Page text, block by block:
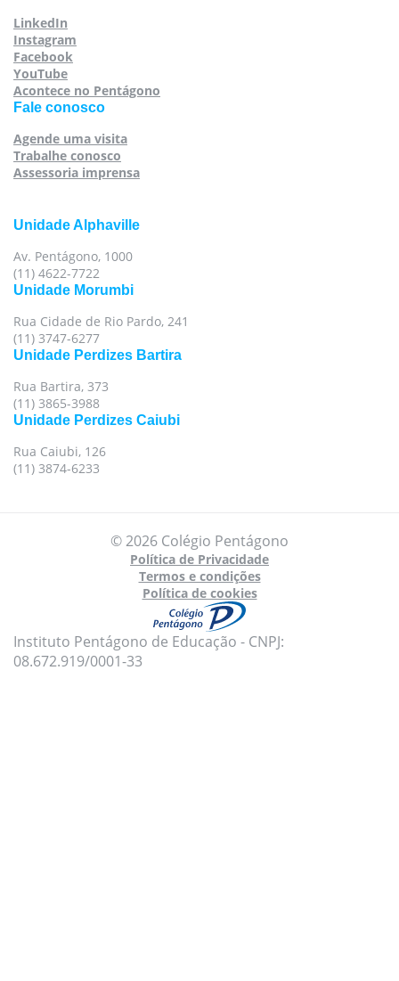
LinkedIn
Instagram
Facebook
YouTube
Acontece no Pentágono
Fale conosco
Agende uma visita
Trabalhe conosco
Assessoria imprensa
Unidade Alphaville
Av. Pentágono, 1000
(11) 4622-7722
Unidade Morumbi
Rua Cidade de Rio Pardo, 241
(11) 3747-6277
Unidade Perdizes Bartira
Rua Bartira, 373
(11) 3865-3988
Unidade Perdizes Caiubi
Rua Caiubi, 126
(11) 3874-6233
© 2026 Colégio Pentágono
Política de Privacidade
Termos e condições
Política de cookies
Instituto Pentágono de Educação - CNPJ:
08.672.919/0001-33